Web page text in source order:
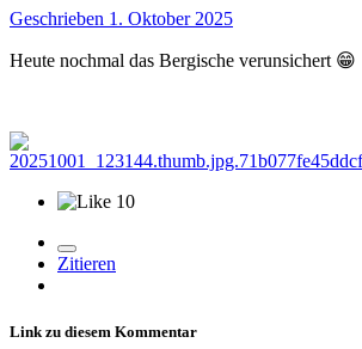
Geschrieben 1. Oktober 2025
Heute nochmal das Bergische verunsichert 😁
10
Zitieren
Link zu diesem Kommentar